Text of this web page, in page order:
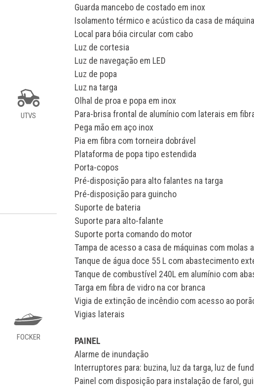
UTVS
FOCKER
Guarda mancebo de costado em inox
Isolamento térmico e acústico da casa de
Local para bóia circular com cabo
Luz de cortesia
Luz de navegação em LED
Luz de popa
Luz na targa
Olhal de proa e popa em inox
Para-brisa frontal de alumínio com laterais em
Pega mão em aço inox
Pia em fibra com torneira dobrável
Plataforma de popa tipo estendida
Porta-copos
Pré-disposição para alto falantes na targa
Pré-disposição para guincho
Suporte de bateria
Suporte para alto-falante
Suporte porta comando do motor
Tampa de acesso a casa de máquinas com molas
Tanque de água doce 55 L com abastecimento
Tanque de combustível 240L em alumínio com
Targa em fibra de vidro na cor branca
Vigia de extinção de incêndio com acesso ao
Vigias laterais
PAINEL
Alarme de inundação
Interruptores para: buzina, luz da targa, luz de
Painel com disposição para instalação de farol,